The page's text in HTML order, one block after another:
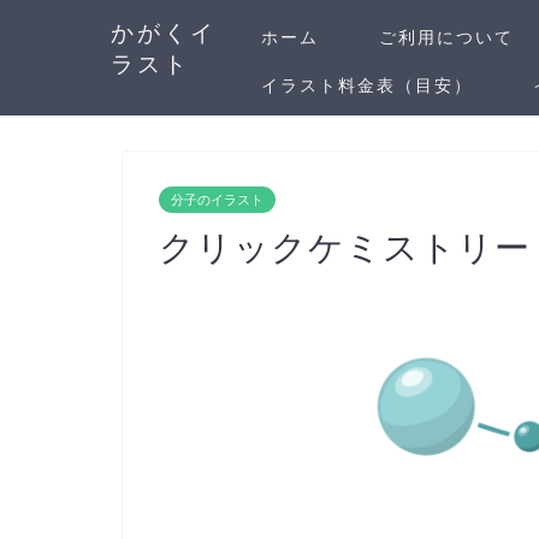
かがくイ
ラスト
ホーム ご利用について
イラスト料金表（目安）
分子のイラスト
クリックケミストリー